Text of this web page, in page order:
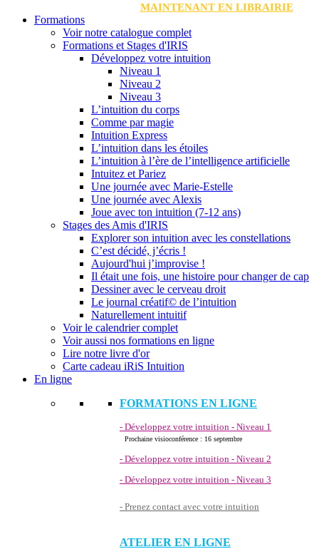
MAINTENANT EN LIBRAIRIE
Formations
Voir notre catalogue complet
Formations et Stages d'IRIS
Développez votre intuition
Niveau 1
Niveau 2
Niveau 3
L’intuition du corps
Comme par magie
Intuition Express
L’intuition dans les étoiles
L’intuition à l’ère de l’intelligence artificielle
Intuitez et Pariez
Une journée avec Marie-Estelle
Une journée avec Alexis
Joue avec ton intuition (7-12 ans)
Stages des Amis d'IRIS
Explorer son intuition avec les constellations
C’est décidé, j’écris !
Aujourd'hui j’improvise !
Il était une fois, une histoire pour changer de cap
Dessiner avec le cerveau droit
Le journal créatif© de l’intuition
Naturellement intuitif
Voir le calendrier complet
Voir aussi nos formations en ligne
Lire notre livre d'or
Carte cadeau iRiS Intuition
En ligne
FORMATIONS EN LIGNE
- Développez votre intuition - Niveau 1
Prochaine visioconférence : 16 septembre
- Développez votre intuition - Niveau 2
- Développez votre intuition - Niveau 3
- Prenez contact avec votre intuition
ATELIER EN LIGNE